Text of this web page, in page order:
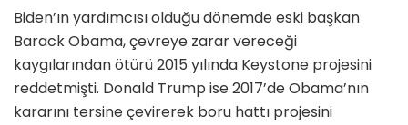
Biden’ın yardımcısı olduğu dönemde eski başkan
Barack Obama, çevreye zarar vereceği
kaygılarından ötürü 2015 yılında Keystone projesini
reddetmişti. Donald Trump ise 2017’de Obama’nın
kararını tersine çevirerek boru hattı projesini